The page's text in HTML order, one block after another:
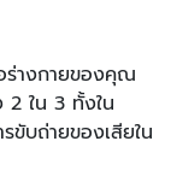
ร่างกายของคุณ
2 ใน 3 ทั้งใน
ขับถ่ายของเสียใน